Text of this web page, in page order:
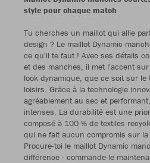
style pour chaque match
Tu cherches un maillot qui allie
design ? Le maillot Dynamic
ce qu'il te faut ! Avec ses détails
et des manches, il met l'accent
look dynamique, que ce soit sur
loisirs. Grâce à la technologie
agréablement au sec et
intenses. La durabilité est une
composé à 100 % de textiles
qui ne fait aucun compromis sur
Procure-toi le maillot Dynamic
différence - commande-le